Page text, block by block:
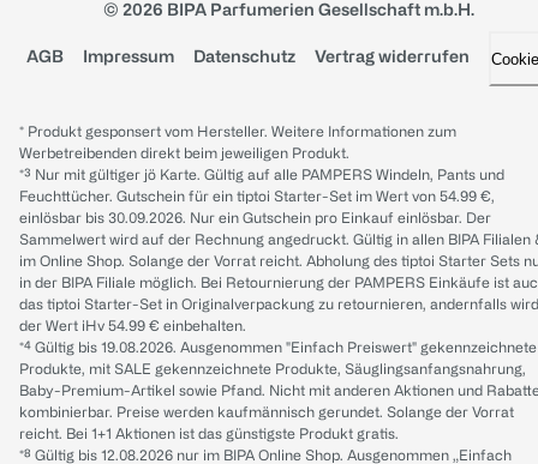
© 2026 BIPA Parfumerien Gesellschaft m.b.H.
AGB Impressum Datenschutz Vertrag widerrufen
* Produkt gesponsert vom Hersteller. Weitere Informationen zum
Werbetreibenden direkt beim jeweiligen Produkt.
*³ Nur mit gültiger jö Karte. Gültig auf alle PAMPERS Windeln, Pants und
Feuchttücher. Gutschein für ein tiptoi Starter-Set im Wert von 54.99 €,
einlösbar bis 30.09.2026. Nur ein Gutschein pro Einkauf einlösbar. Der
Sammelwert wird auf der Rechnung angedruckt. Gültig in allen BIPA Filialen
im Online Shop. Solange der Vorrat reicht. Abholung des tiptoi Starter Sets
in der BIPA Filiale möglich. Bei Retournierung der PAMPERS Einkäufe ist
das tiptoi Starter-Set in Originalverpackung zu retournieren, andernfalls wird
der Wert iHv 54.99 € einbehalten.
*⁴ Gültig bis 19.08.2026. Ausgenommen "Einfach Preiswert" gekennzeichnete
Produkte, mit SALE gekennzeichnete Produkte, Säuglingsanfangsnahrung,
Baby-Premium-Artikel sowie Pfand. Nicht mit anderen Aktionen und
kombinierbar. Preise werden kaufmännisch gerundet. Solange der Vorrat
reicht. Bei 1+1 Aktionen ist das günstigste Produkt gratis.
*⁸ Gültig bis 12.08.2026 nur im BIPA Online Shop. Ausgenommen „Einfach